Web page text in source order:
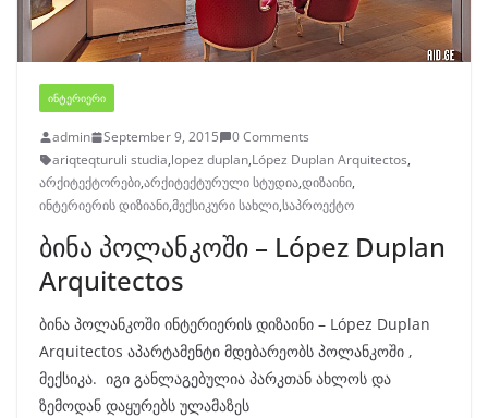
ᲘᲜᲢᲔᲠᲘᲔᲠᲘ
admin September 9, 2015
0 Comments
ariqteqturuli studia,lopez duplan,López Duplan Arquitectos,
არქიტექტორები,არქიტექტურული სტუდია,დიზაინი,
ინტერიერის დიზიანი,მექსიკური სახლი,საპროექტო
ბინა პოლანკოში – López Duplan
Arquitectos
ბინა პოლანკოში ინტერიერის დიზაინი – López Duplan
Arquitectos აპარტამენტი მდებარეობს პოლანკოში ,
მექსიკა. იგი განლაგებულია პარკთან ახლოს და
ზემოდან დაყურებს ულამაზეს